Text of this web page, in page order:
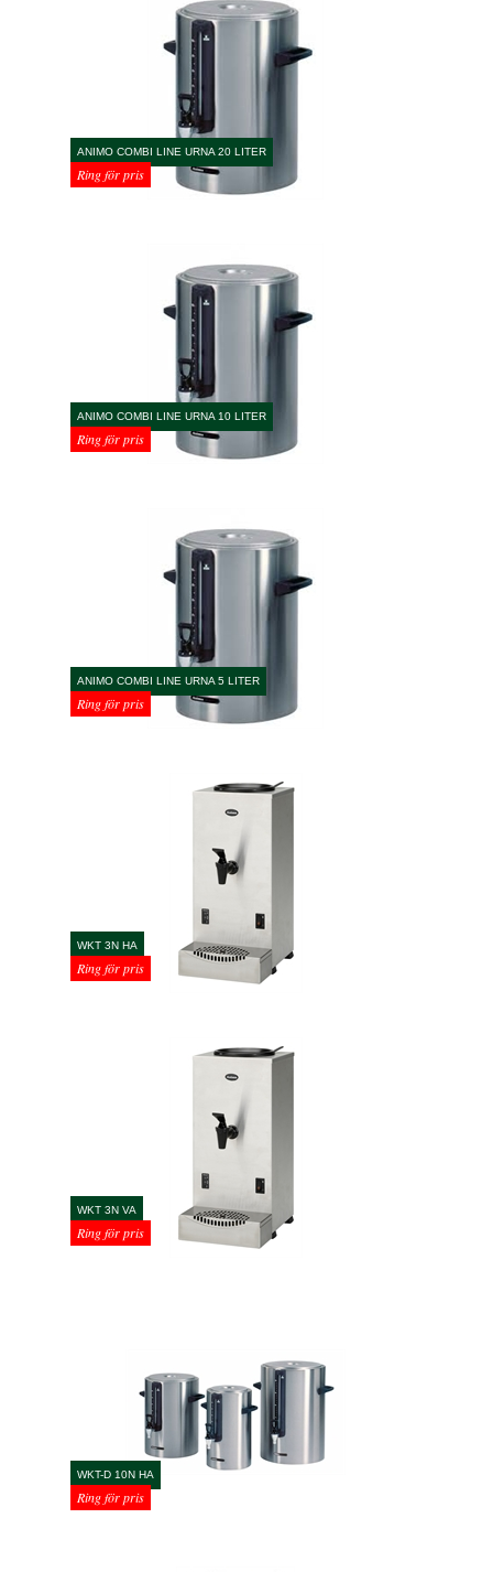
ANIMO COMBI LINE URNA 20 LITER
Ring för pris
ANIMO COMBI LINE URNA 10 LITER
Ring för pris
ANIMO COMBI LINE URNA 5 LITER
Ring för pris
WKT 3N HA
Ring för pris
WKT 3N VA
Ring för pris
WKT-D 10N HA
Ring för pris